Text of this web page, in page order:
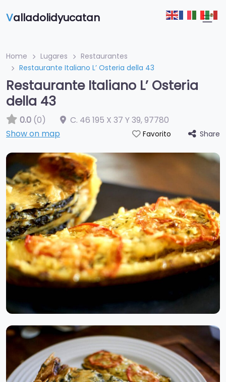
Valladolidyucatan
Home Lugares
Restaurantes
Restaurante Italiano L’ Osteria della 43
Restaurante Italiano L’ Osteria
della 43
0.0 (0) C. 46 195 X 37 Y 39,97780
Show on map
Favorito Share